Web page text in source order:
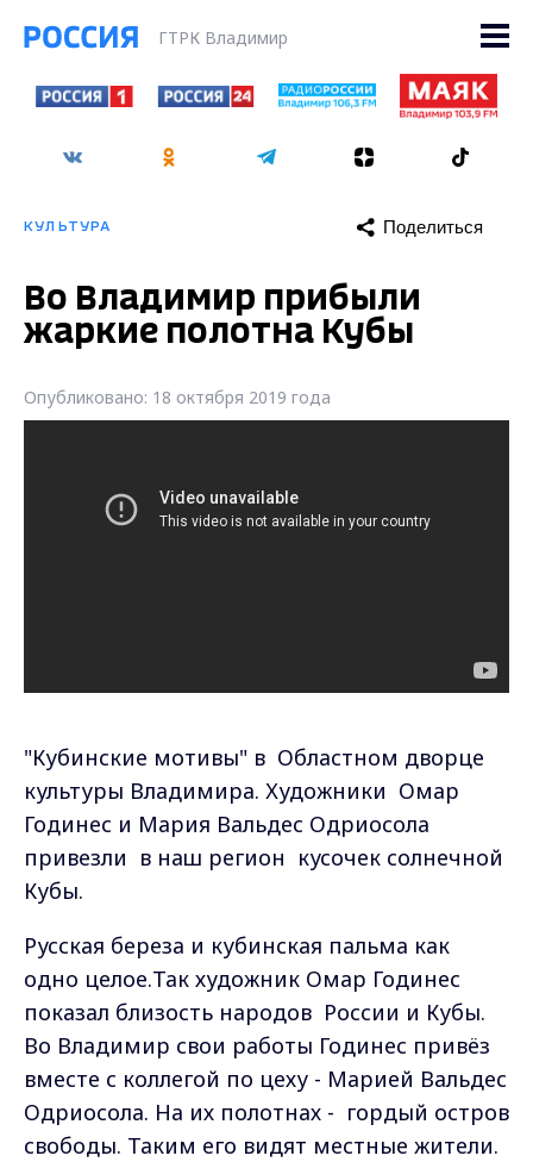
ГТРК Владимир
КУЛЬТУРА Поделиться
Во Владимир прибыли
жаркие полотна Кубы
Опубликовано: 18 октября 2019 года
"Кубинские мотивы" в Областном дворце
культуры Владимира. Художники Омар
Годинес и Мария Вальдес Одриосола
привезли в наш регион кусочек солнечной
Кубы.
Русская береза и кубинская пальма как
одно целое.Так художник Омар Годинес
показал близость народов России и Кубы.
Во Владимир свои работы Годинес привёз
вместе с коллегой по цеху - Марией Вальдес
Одриосола. На их полотнах - гордый остров
свободы. Таким его видят местные жители.